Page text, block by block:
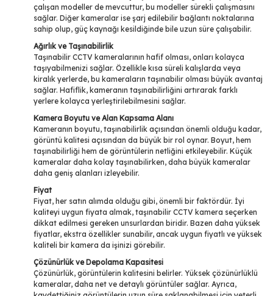
çalışan modeller de mevcuttur, bu modeller sürekli çalışmasını
sağlar. Diğer kameralar ise şarj edilebilir bağlantı noktalarına
sahip olup, güç kaynağı kesildiğinde bile uzun süre çalışabilir.
Ağırlık ve Taşınabilirlik
Taşınabilir CCTV kameralarının hafif olması, onları kolayca
taşıyabilmenizi sağlar. Özellikle kısa süreli kalışlarda veya
kiralık yerlerde, bu kameraların taşınabilir olması büyük avantaj
sağlar. Hafiflik, kameranın taşınabilirliğini artırarak farklı
yerlere kolayca yerleştirilebilmesini sağlar.
Kamera Boyutu ve Alan Kapsama Alanı
Kameranın boyutu, taşınabilirlik açısından önemli olduğu kadar,
görüntü kalitesi açısından da büyük bir rol oynar. Boyut, hem
taşınabilirliği hem de görüntülerin netliğini etkileyebilir. Küçük
kameralar daha kolay taşınabilirken, daha büyük kameralar
daha geniş alanları izleyebilir.
Fiyat
Fiyat, her satın alımda olduğu gibi, önemli bir faktördür. İyi
kaliteyi uygun fiyata almak, taşınabilir CCTV kamera seçerken
dikkat edilmesi gereken unsurlardan biridir. Bazen daha yüksek
fiyatlar, ekstra özellikler sunabilir, ancak uygun fiyatlı ve yüksek
kaliteli bir kamera da işinizi görebilir.
Çözünürlük ve Depolama Kapasitesi
Çözünürlük, görüntülerin kalitesini belirler. Yüksek çözünürlüklü
kameralar, daha net ve detaylı görüntüler sağlar. Ayrıca,